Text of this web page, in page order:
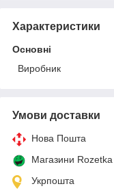
Характеристики
Основні
Виробник
Умови доставки
Нова Пошта
Магазини Rozetka
Укрпошта